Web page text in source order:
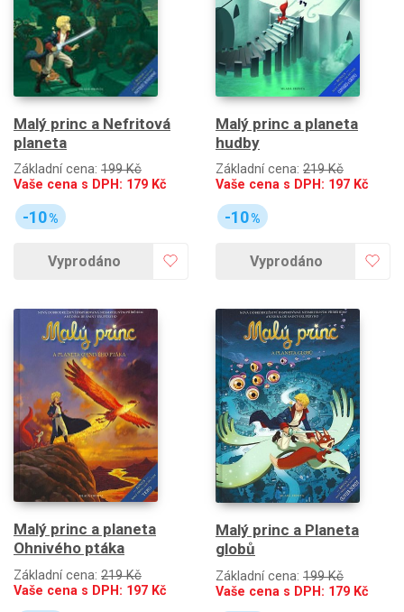
Malý princ a Nefritová
planeta
Základní cena: 199 Kč
Vaše cena s DPH: 179 Kč
-10%
Vyprodáno
Malý princ a planeta
hudby
Základní cena: 219 Kč
Vaše cena s DPH: 197 Kč
-10%
Vyprodáno
Malý princ a planeta
Ohnivého ptáka
Základní cena: 219 Kč
Vaše cena s DPH: 197 Kč
Malý princ a Planeta
globů
Základní cena: 199 Kč
Vaše cena s DPH: 179 Kč